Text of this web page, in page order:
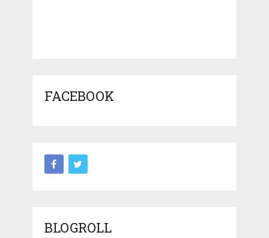
FACEBOOK
BLOGROLL